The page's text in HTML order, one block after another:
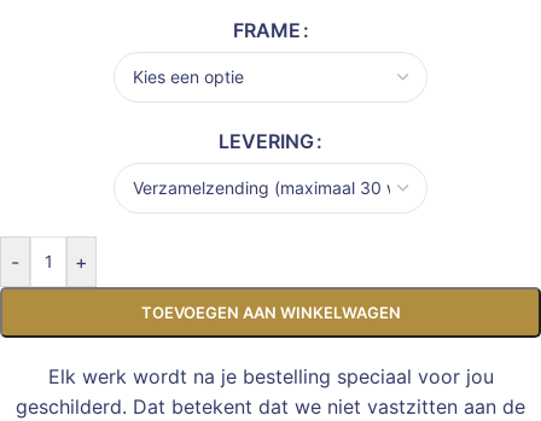
FRAME
LEVERING
- +
TOEVOEGEN AAN WINKELWAGEN
Elk werk wordt na je bestelling speciaal voor jou
geschilderd. Dat betekent dat we niet vastzitten aan de